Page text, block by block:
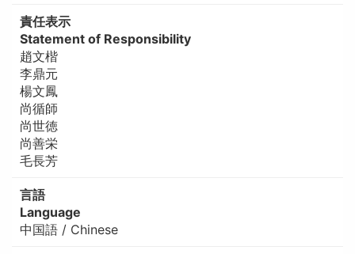
責任表示
Statement of Responsibility
趙文楷
李鼎元
楊文鳳
尚循師
尚世徳
尚善栄
毛長芳
言語
Language
中国語 / Chinese